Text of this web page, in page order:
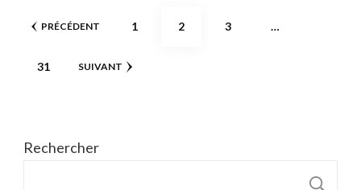
Pagination
publications
PRÉCÉDENT PAGE
1 PAGE
2 PAGE
3 …
PAGE
31 SUIVANT
Rechercher